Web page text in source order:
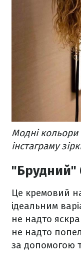
Модні
інстаграму
"Брудний"
Це кремовий
ідеальним
не надто
не надто
за допомогою